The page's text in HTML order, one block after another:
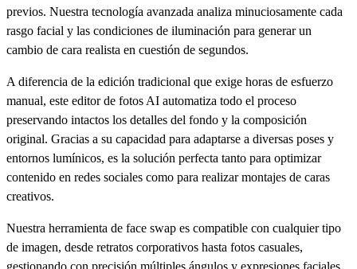
previos. Nuestra tecnología avanzada analiza minuciosamente cada
rasgo facial y las condiciones de iluminación para generar un
cambio de cara realista en cuestión de segundos.
A diferencia de la edición tradicional que exige horas de esfuerzo
manual, este editor de fotos AI automatiza todo el proceso
preservando intactos los detalles del fondo y la composición
original. Gracias a su capacidad para adaptarse a diversas poses y
entornos lumínicos, es la solución perfecta tanto para optimizar
contenido en redes sociales como para realizar montajes de caras
creativos.
Nuestra herramienta de face swap es compatible con cualquier tipo
de imagen, desde retratos corporativos hasta fotos casuales,
gestionando con precisión múltiples ángulos y expresiones faciales.